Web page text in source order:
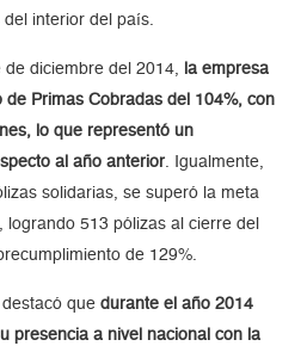
interior del país.
diciembre del 2014, la empresa
Primas Cobradas del 104%, con
lo que representó un
al año anterior. Igualmente,
solidarias, se superó la meta
logrando 513 pólizas al cierre del
de 129%.
que durante el año 2014
presencia a nivel nacional con la